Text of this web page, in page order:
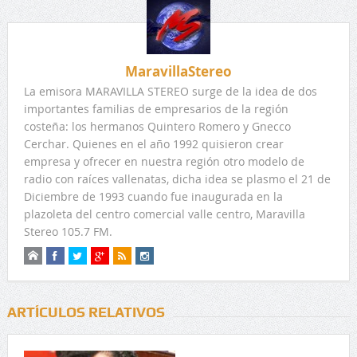
MaravillaStereo
La emisora MARAVILLA STEREO surge de la idea de dos
importantes familias de empresarios de la región
costeña: los hermanos Quintero Romero y Gnecco
Cerchar. Quienes en el año 1992 quisieron crear
empresa y ofrecer en nuestra región otro modelo de
radio con raíces vallenatas, dicha idea se plasmo el 21 de
Diciembre de 1993 cuando fue inaugurada en la
plazoleta del centro comercial valle centro, Maravilla
Stereo 105.7 FM.
ARTÍCULOS RELATIVOS